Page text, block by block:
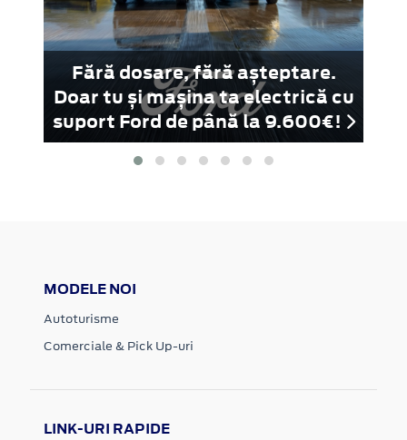
Fără dosare, fără așteptare.
Doar tu și mașina ta electrică cu
suport Ford de până la 9.600€!
MODELE NOI
Autoturisme
Comerciale & Pick Up-uri
LINK-URI RAPIDE